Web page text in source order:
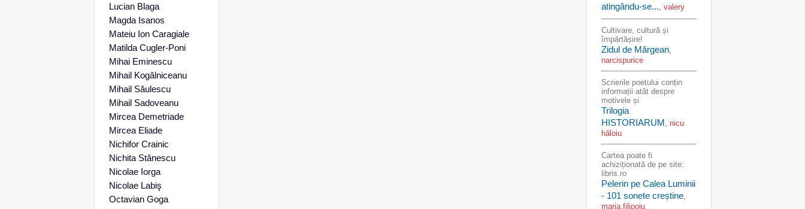
Lucian Blaga
Magda Isanos
Mateiu Ion Caragiale
Matilda Cugler-Poni
Mihai Eminescu
Mihail Kogălniceanu
Mihail Săulescu
Mihail Sadoveanu
Mircea Demetriade
Mircea Eliade
Nichifor Crainic
Nichita Stănescu
Nicolae Iorga
Nicolae Labiş
Octavian Goga
atingându-se..., valery
Cultivare, cultură și
împărtășire!
Zidul de Mărgean,
narcispurice
Scrierile poetului conțin
informații atât despre
motivele și
Trilogia
HISTORIARUM, nicu
hăloiu
Cartea poate fi
achiziționată de pe site:
libris.ro
Pelerin pe Calea Luminii
- 101 sonete creștine,
maria.filipoiu